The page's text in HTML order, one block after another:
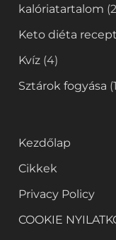
kalóriatartalom
Keto diéta
Kvíz (4)
Sztárok fogyása
Kezdőlap
Cikkek
Privacy Policy
COOKIE